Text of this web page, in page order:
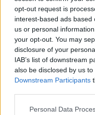
opt-out request is
interest-based ads
us or personal
your opt-out. You may
disclosure of your
IAB’s list of downstream
also be disclosed by us
Downstream Participants
Personal Data
Η
Η